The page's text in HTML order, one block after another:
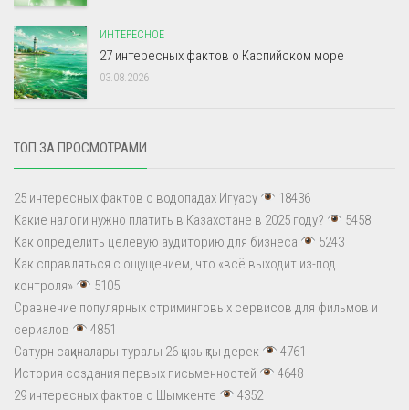
ИНТЕРЕСНОЕ
27 интересных фактов о Каспийском море
03.08.2026
ТОП ЗА ПРОСМОТРАМИ
25 интересных фактов о водопадах Игуасу
18436
Какие налоги нужно платить в Казахстане в 2025 году?
5458
Как определить целевую аудиторию для бизнеса
5243
Как справляться с ощущением, что «всё выходит из-под
контроля»
5105
Сравнение популярных стриминговых сервисов для фильмов и
сериалов
4851
Сатурн сақиналары туралы 26 қызықты дерек
4761
История создания первых письменностей
4648
29 интересных фактов о Шымкенте
4352